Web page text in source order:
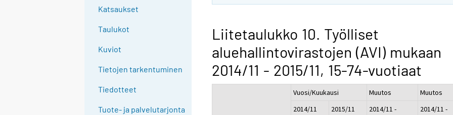
Katsaukset
Taulukot
Kuviot
Tietojen tarkentuminen
Tiedotteet
Tuote- ja palvelutarjonta
Liitetaulukko 10. Työlliset
aluehallintovirastojen (AVI) mukaan
2014/11 - 2015/11, 15-74-vuotiaat
Vuosi/Kuukausi Muutos
Muutos
2014/11
2015/11
2014/11 -
2014/11 -